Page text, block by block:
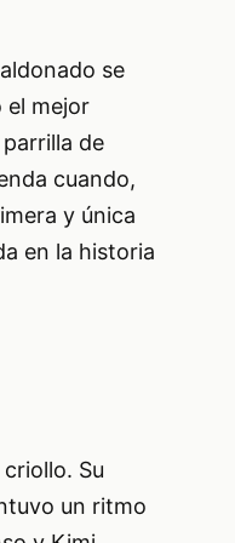
se
el mejor
de
cuando,
y única
en la historia
Su
un ritmo